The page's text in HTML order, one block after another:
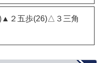
２五歩(26)△３三角